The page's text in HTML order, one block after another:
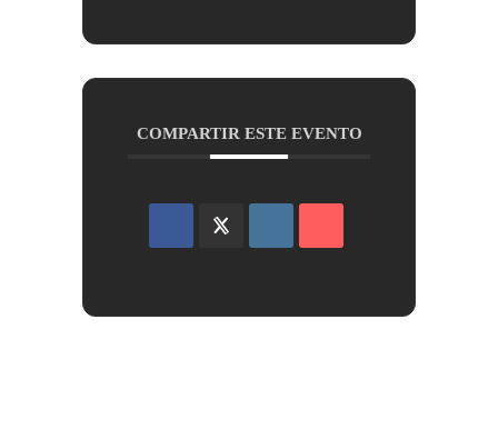
COMPARTIR ESTE EVENTO